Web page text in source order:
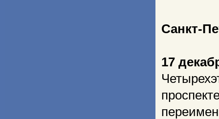
Санкт-
17